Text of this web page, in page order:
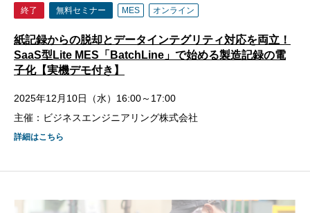
終了 無料セミナー MES オンライン
紙記録からの脱却とデータインテグリティ対応を両立！
SaaS型Lite MES「BatchLine」で始める製造記録の電
子化【実機デモ付き】
2025年12月10日（水）16:00～17:00
主催：ビジネスエンジニアリング株式会社
詳細はこちら